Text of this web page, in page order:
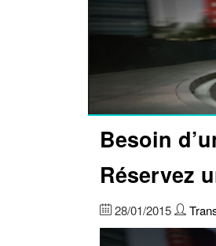
Besoin
Réservez
28/01/2015